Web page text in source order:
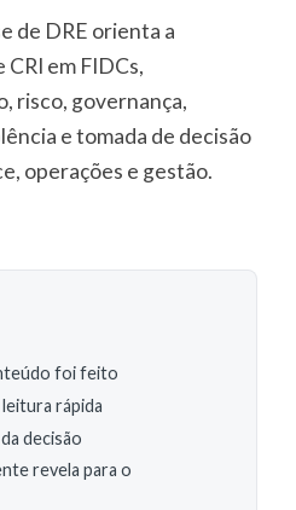
de DRE orienta a
em FIDCs,
risco, governança,
e tomada de decisão
operações e gestão.
foi feito
rápida
decisão
revela para o